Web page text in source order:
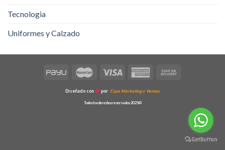
Tecnologia
Uniformes y Calzado
Diseñado con por Caps Marketing y Ventas
Todos los derechos reservados 2025©